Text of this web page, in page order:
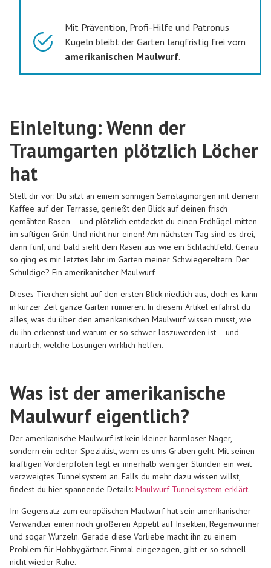
Mit Prävention, Profi-Hilfe und Patronus
Kugeln bleibt der Garten langfristig frei vom
amerikanischen Maulwurf.
Einleitung: Wenn der
Traumgarten plötzlich Löcher
hat
Stell dir vor: Du sitzt an einem sonnigen Samstagmorgen mit deinem
Kaffee auf der Terrasse, genießt den Blick auf deinen frisch
gemähten Rasen – und plötzlich entdeckst du einen Erdhügel mitten
im saftigen Grün. Und nicht nur einen! Am nächsten Tag sind es drei,
dann fünf, und bald sieht dein Rasen aus wie ein Schlachtfeld. Genau
so ging es mir letztes Jahr im Garten meiner Schwiegereltern. Der
Schuldige? Ein amerikanischer Maulwurf
Dieses Tierchen sieht auf den ersten Blick niedlich aus, doch es kann
in kurzer Zeit ganze Gärten ruinieren. In diesem Artikel erfährst du
alles, was du über den amerikanischen Maulwurf wissen musst, wie
du ihn erkennst und warum er so schwer loszuwerden ist – und
natürlich, welche Lösungen wirklich helfen.
Was ist der amerikanische
Maulwurf eigentlich?
Der amerikanische Maulwurf ist kein kleiner harmloser Nager,
sondern ein echter Spezialist, wenn es ums Graben geht. Mit seinen
kräftigen Vorderpfoten legt er innerhalb weniger Stunden ein weit
verzweigtes Tunnelsystem an. Falls du mehr dazu wissen willst,
findest du hier spannende Details: Maulwurf Tunnelsystem erklärt.
Im Gegensatz zum europäischen Maulwurf hat sein amerikanischer
Verwandter einen noch größeren Appetit auf Insekten, Regenwürmer
und sogar Wurzeln. Gerade diese Vorliebe macht ihn zu einem
Problem für Hobbygärtner. Einmal eingezogen, gibt er so schnell
nicht wieder Ruhe.